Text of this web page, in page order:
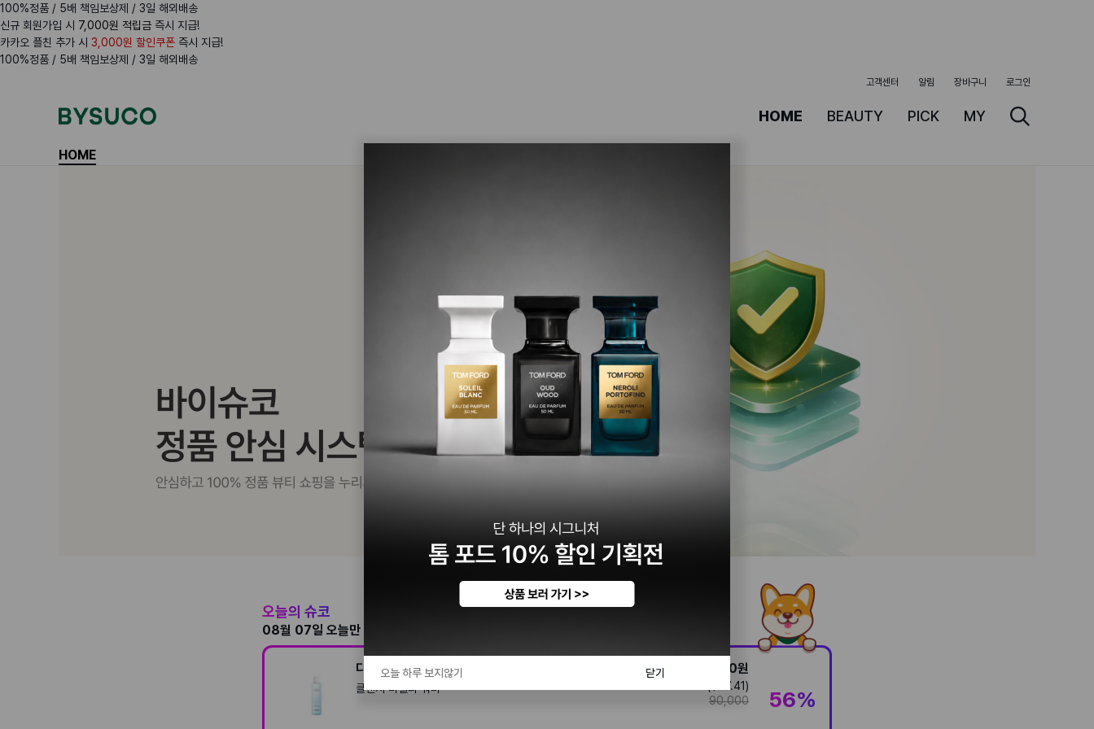
오늘 하루 보지않기 닫기
100%정품 / 5배 책임보상제 / 3일 해외배송
신규 회원가입 시 7,000원 적립금 즉시 지급!
카카오 플친 추가 시 3,000원 할인쿠폰 즉시 지급!
100%정품 / 5배 책임보상제 / 3일 해외배송
HOME BEAUTY PICK MY
고객센터 알림 장바구니 로그인
HOME
오늘의 슈코
08월 07일 오늘만 특가 🥳
디올
클렌저 미셀라 워터
39,200원
27.41)
90,000
56%